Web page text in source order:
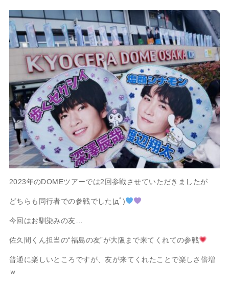
2023年のDOMEツアーでは2回参戦させていただきましたが
どちらも同行者での参戦でした|дﾟ)
今回はお馴染みの友…
佐久間くん担当の“福島の友”が大阪まで来てくれての参戦
普通に楽しいところですが、友が来てくれたことで楽しさ倍増
ｗ